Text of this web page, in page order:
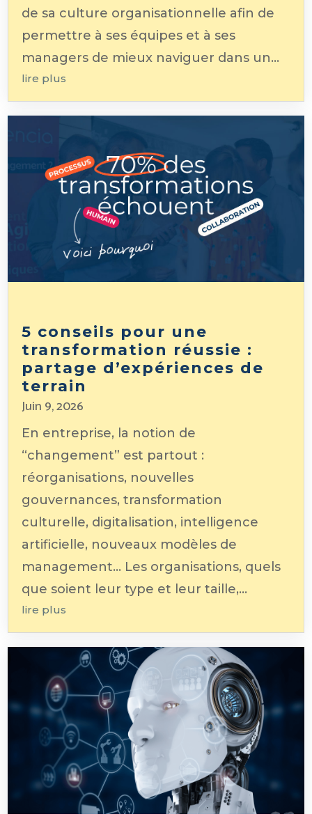
de sa culture organisationnelle afin de
permettre à ses équipes et à ses
managers de mieux naviguer dans un...
lire plus
5 conseils pour une
transformation réussie :
partage d’expériences de
terrain
Juin 9, 2026
En entreprise, la notion de
“changement” est partout :
réorganisations, nouvelles
gouvernances, transformation
culturelle, digitalisation, intelligence
artificielle, nouveaux modèles de
management... Les organisations, quels
que soient leur type et leur taille,...
lire plus